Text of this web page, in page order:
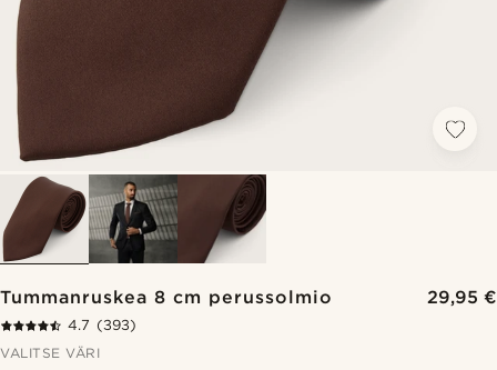
Tummanruskea 8 cm perussolmio 29,95 €
4.7 (393)
VALITSE VÄRI